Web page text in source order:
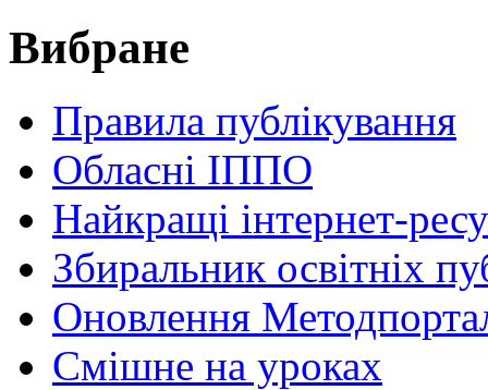
Вибране
Правила публікування
Обласні ІППО
Найкращі інтернет-
Збиральник освітніх
Оновлення
Cмішне на уроках